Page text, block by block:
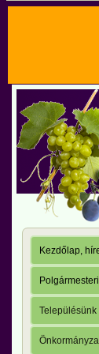
Kezdőlap,
Településünk